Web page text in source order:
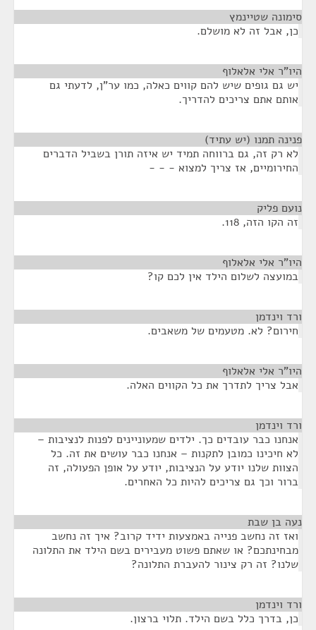
סימונה שטיינמץ
כן, אבל זה לא מושלם.
היו"ר אלי אלאלוף
יש גם גופים שיש להם קווים כאלה, כמו ער"ן, לדעתי גם
אותם אתם צריכים להדריך.
פנינה תמנו (יש עתיד)
לא רק זה, גם ברווחה תמיד יש איזה תורן בשביל הדברים
החירומיים, אז צריך למצוא - - -
נועם פליק
זה הקו הזה, 118.
היו"ר אלי אלאלוף
במועצה לשלום הילד אין לכם קו?
ורד וינדמן
חירום? לא. מטעמים של משאבים.
היו"ר אלי אלאלוף
אבל צריך לתדרך את כל הקווים האלה.
ורד וינדמן
אנחנו כבר עובדים כך. ילדים שמעוניינים לפנות לנציבות –
לא חיכינו כמובן לתקנות – אנחנו כבר עושים את זה. כל
הצוות שלנו יודע על הנציבות, יודע על אופן הפעולה, זה
ברור וכך גם צריכים להיות כל האחרים.
נעה בן שבת
ואז זה נחשב פנייה באמצעות ידיד קרוב? איך זה נחשב
מבחינתכם? או שאתם פשוט מעבירים בשם הילד את התלונה
שלנו? זה רק צינור להעברת התלונה?
ורד וינדמן
כן, בדרך כלל בשם הילד. תלוי ברצון.